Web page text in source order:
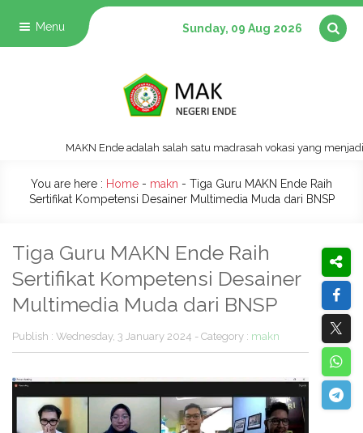
Menu Sunday, 09 Aug 2026
MAKN Ende adalah salah satu madrasah vokasi yang menjadi
You are here : Home - makn - Tiga Guru MAKN Ende Raih
Sertifikat Kompetensi Desainer Multimedia Muda dari BNSP
Tiga Guru MAKN Ende Raih
Sertifikat Kompetensi Desainer
Multimedia Muda dari BNSP
Publish : Wednesday, 3 January 2024 - Category : makn